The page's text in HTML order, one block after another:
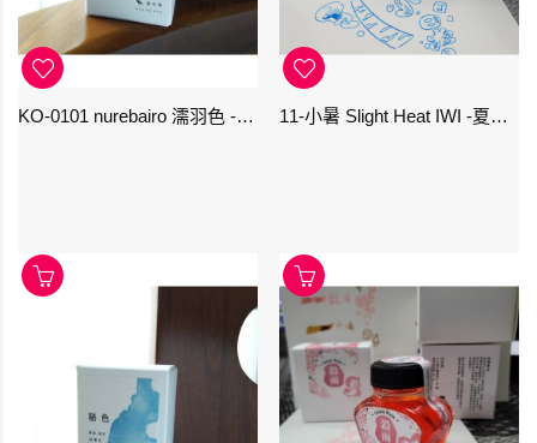
KO-0101 nurebairo 濡羽色 -日本名牌京の音樽裝鋼筆墨水40ml 4573356130012 11-小暑 Slight Heat IWI -夏季-24節氣色澤鋼筆墨水